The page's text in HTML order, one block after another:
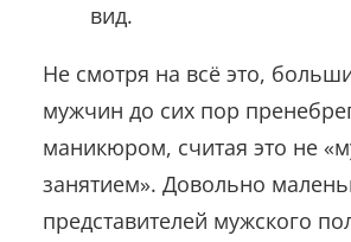
вид.
Не смотря на всё это,
мужчин до сих пор
маникюром, считая это не
занятием». Довольно
представителей мужского